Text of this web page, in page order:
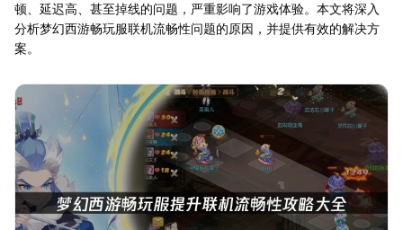
顿、延迟高、甚至掉线的问题，严重影响了游戏体验。本文将深入
分析梦幻西游畅玩服联机流畅性问题的原因，并提供有效的解决方
案。